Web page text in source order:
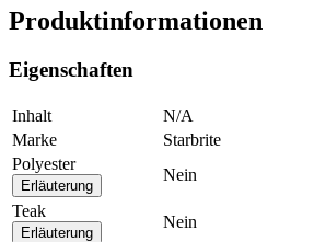
Produktinformationen
Eigenschaften
Inhalt
N/A
Marke
Starbrite
Polyester
Erläuterung
Nein
Teak
Erläuterung
Nein